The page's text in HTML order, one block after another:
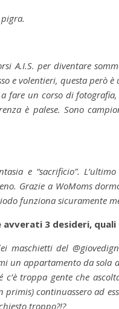
A.I.S. per diventare
e volentieri, questa però
un corso di
è palese. Sono
e “sacrificio”.
Grazie a WoMoms
funziona sicuramente
3 desideri, quali
maschietti del
un appartamento da sola
troppa gente che
continuassero ad
troppo?!?